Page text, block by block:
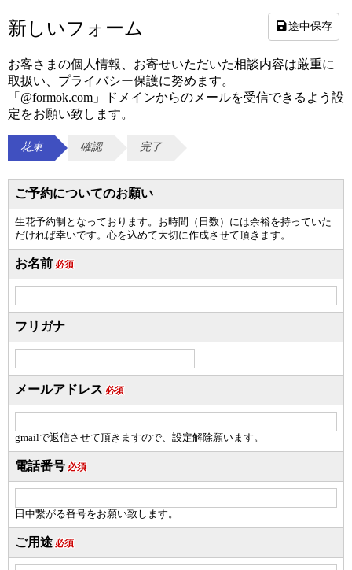
新しいフォーム
お客さまの個人情報、お寄せいただいた相談内容は厳重に
取扱い、プライバシー保護に努めます。
「@formok.com」ドメインからのメールを受信できるよう設
定をお願い致します。
花束 確認 完了
ご予約についてのお願い
生花予約制となっております。お時間（日数）には余裕を持っていた
だければ幸いです。心を込めて大切に作成させて頂きます。
お名前 必須
フリガナ
メールアドレス 必須
gmailで返信させて頂きますので、設定解除願います。
電話番号 必須
日中繋がる番号をお願い致します。
ご用途 必須
途中保存